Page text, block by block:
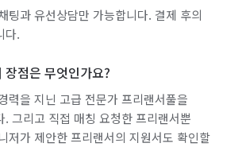
팅과 유선상담만 가능합니다. 결제 후의
다.
장점은 무엇인가요?
력을 지닌 고급 전문가 프리랜서풀을
. 그리고 직접 매칭 요청한 프리랜서뿐
저가 제안한 프리랜서의 지원서도 확인할